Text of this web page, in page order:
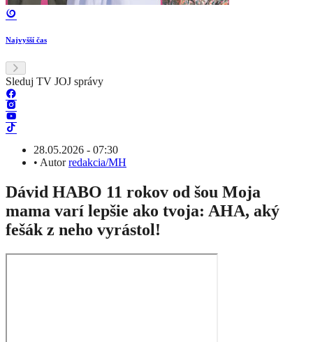
Najvyšší čas
Sleduj TV JOJ správy
28.05.2026 - 07:30
• Autorredakcia/MH
Dávid HABO 11 rokov od šou Moja
mama varí lepšie ako tvoja: AHA, aký
fešák z neho vyrástol!